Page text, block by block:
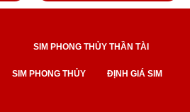
SIM PHONG THỦY THẦN TÀI
SIM PHONG THỦY ĐỊNH GIÁ SIM